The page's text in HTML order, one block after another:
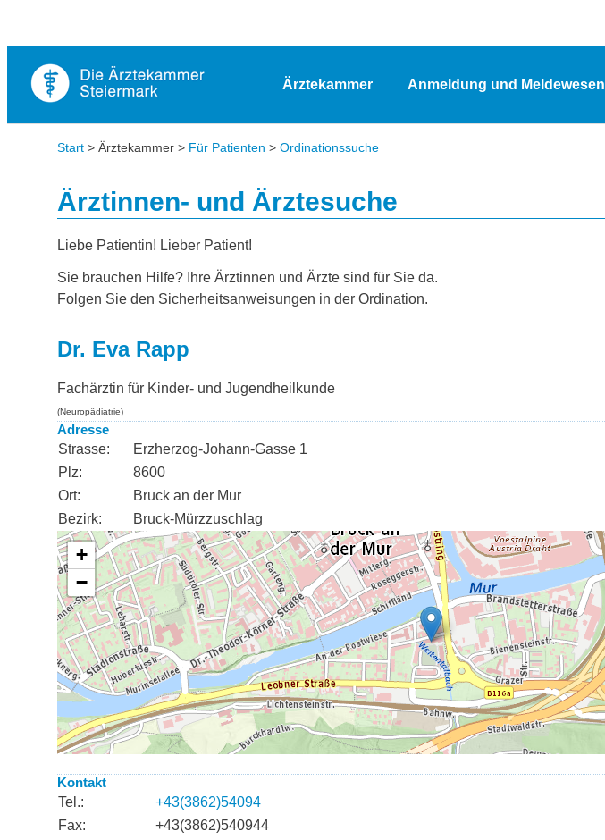
Ärztekammer Anmeldung und Meldewesen
Start > Ärztekammer > Für Patienten > Ordinationssuche
Ärztinnen- und Ärztesuche
Liebe Patientin! Lieber Patient!
Sie brauchen Hilfe? Ihre Ärztinnen und Ärzte sind für Sie da.
Folgen Sie den Sicherheitsanweisungen in der Ordination.
Dr. Eva Rapp
Fachärztin für Kinder- und Jugendheilkunde
(Neuropädiatrie)
Adresse
Strasse:
Erzherzog-Johann-Gasse 1
Plz:
8600
Ort:
Bruck an der Mur
Bezirk:
Bruck-Mürzzuschlag
Kontakt
Tel.:
+43(3862)54094
Fax:
+43(3862)540944